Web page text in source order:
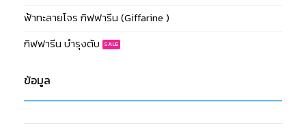
ฟ้าทะลายโจร กิฟฟารีน (Giffarine )
กิฟฟารีน บำรุงตับ
ข้อมูล